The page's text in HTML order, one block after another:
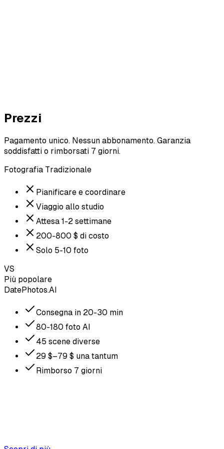
Prezzi
Pagamento unico. Nessun abbonamento. Garanzia
soddisfatti o rimborsati 7 giorni.
Fotografia Tradizionale
Pianificare e coordinare
Viaggio allo studio
Attesa 1-2 settimane
200-800 $ di costo
Solo 5-10 foto
VS
Più popolare
DatePhotos.AI
Consegna in 20-30 min
80-180 foto AI
45 scene diverse
29 $–79 $ una tantum
Rimborso 7 giorni